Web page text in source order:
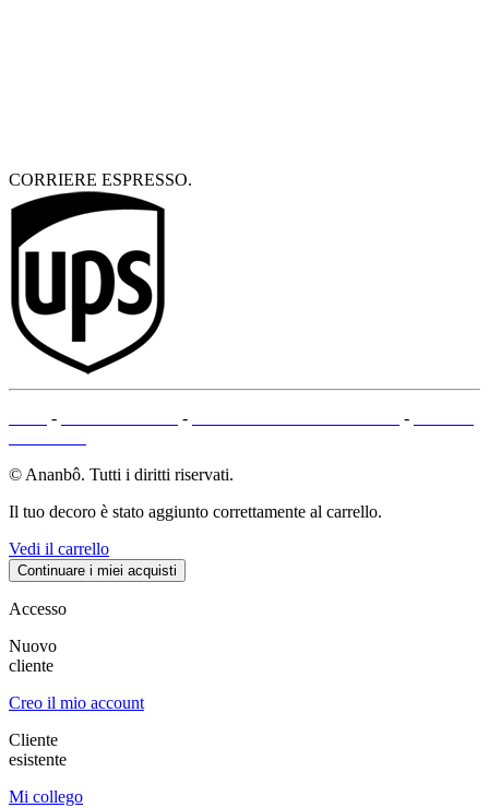
CORRIERE ESPRESSO.
- - -
© Ananbô. Tutti i diritti riservati.
Il tuo decoro è stato aggiunto correttamente al carrello.
Vedi il carrello
Continuare i miei acquisti
Accesso
Nuovo
cliente
Creo il mio account
Cliente
esistente
Mi collego